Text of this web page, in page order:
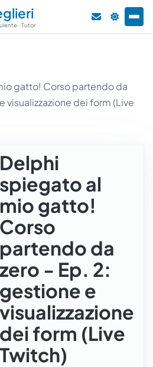
· Tutor
gatto! Corso partendo da
visualizzazione dei form (Live
Delphi
spiegato al
mio gatto!
Corso
partendo da
zero - Ep. 2:
gestione e
visualizzazione
dei form (Live
Twitch)